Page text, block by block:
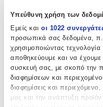
Υπεύθυνη χρήση των
Εμείς και οι 1022
προσωπικά σας δεδομένα,
χρησιμοποιώντας
αποθηκεύουμε και να
συσκευή σας, με σκοπό την
διαφημίσεων και
διαφημίσεις και
μας και την ανάπτυξη
Όχι
Μπορντούρα:
Όχι
Φωσφοριζέ: